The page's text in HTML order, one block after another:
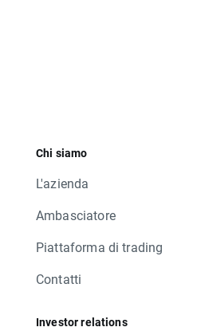
Chi siamo
L'azienda
Ambasciatore
Piattaforma di trading
Contatti
Investor relations